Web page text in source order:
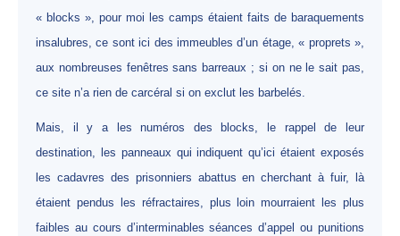
« blocks », pour moi les camps étaient faits de baraquements
insalubres, ce sont ici des immeubles d’un étage, « proprets »,
aux nombreuses fenêtres sans barreaux ; si on ne le sait pas,
ce site n’a rien de carcéral si on exclut les barbelés.
Mais, il y a les numéros des blocks, le rappel de leur
destination, les panneaux qui indiquent qu’ici étaient exposés
les cadavres des prisonniers abattus en cherchant à fuir, là
étaient pendus les réfractaires, plus loin mourraient les plus
faibles au cours d’interminables séances d’appel ou punitions